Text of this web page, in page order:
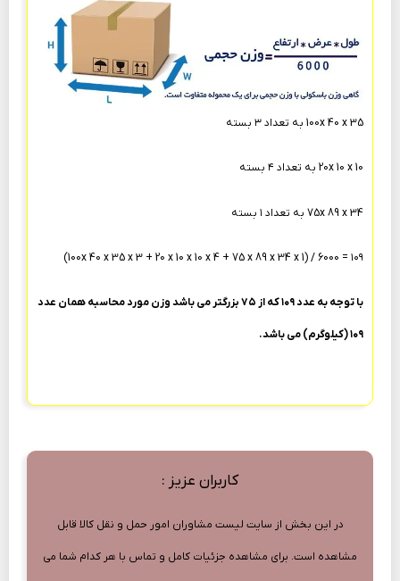
100x 40 x 35 به تعداد ۳ بسته
20x 10 x 10 به تعداد ۴ بسته
75x 89 x 34 به تعداد ۱ بسته
۱۰۹ = 6000 / (100x 40 x 35 x 3 + 20 x 10 x 10 x 4 + 75 x 89 x 34 x 1)
با توجه به عدد ۱۰۹ که از ۷۵ بزرگتر می باشد وزن مورد محاسبه همان عدد
۱۰۹ (کیلوگرم) می باشد.
کاربران عزیز :
در این بخش از سایت لیست مشاوران امور حمل و نقل کالا قابل
مشاهده است. برای مشاهده جزئیات کامل و تماس با هر کدام شما می